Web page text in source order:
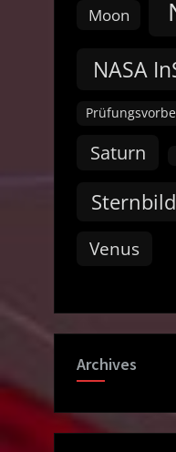
Moon
NASA
Saturn
Sternbild
Venus
Archives